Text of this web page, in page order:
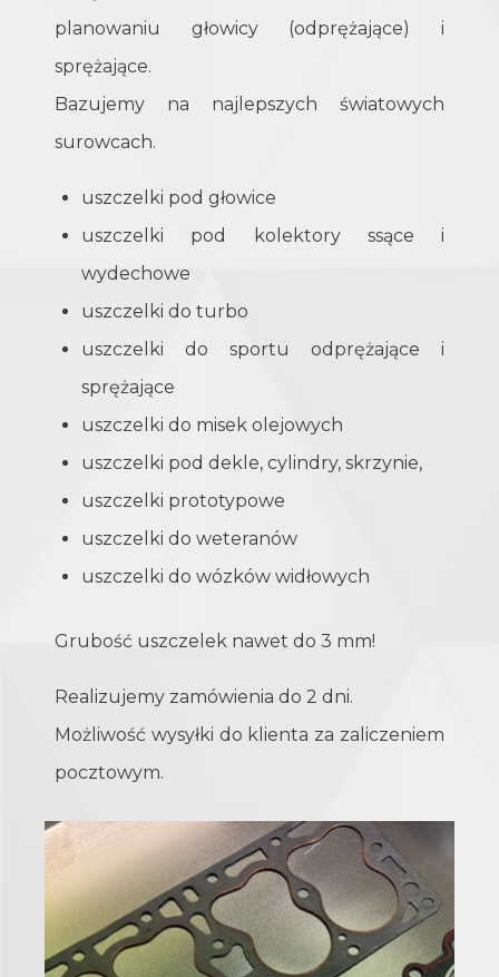
planowaniu głowicy (odprężające) i
sprężające.
Bazujemy na najlepszych światowych
surowcach.
uszczelki pod głowice
uszczelki pod kolektory ssące i
wydechowe
uszczelki do turbo
uszczelki do sportu odprężające i
sprężające
uszczelki do misek olejowych
uszczelki pod dekle, cylindry, skrzynie,
uszczelki prototypowe
uszczelki do weteranów
uszczelki do wózków widłowych
Grubość uszczelek nawet do 3 mm!
Realizujemy zamówienia do 2 dni.
Możliwość wysyłki do klienta za zaliczeniem
pocztowym.